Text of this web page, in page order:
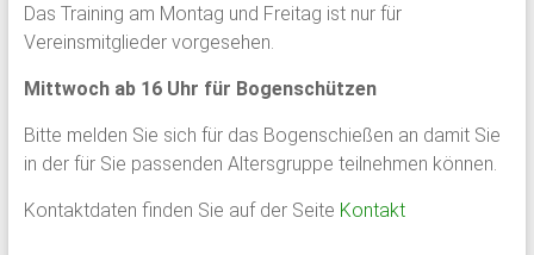
Das Training am Montag und Freitag ist nur für
Vereinsmitglieder vorgesehen.
Mittwoch ab 16 Uhr für Bogenschützen
Bitte melden Sie sich für das Bogenschießen an damit Sie
in der für Sie passenden Altersgruppe teilnehmen können.
Kontaktdaten finden Sie auf der Seite Kontakt